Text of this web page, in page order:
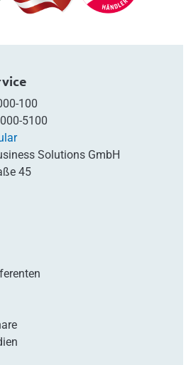
100
5100
Solutions GmbH
45